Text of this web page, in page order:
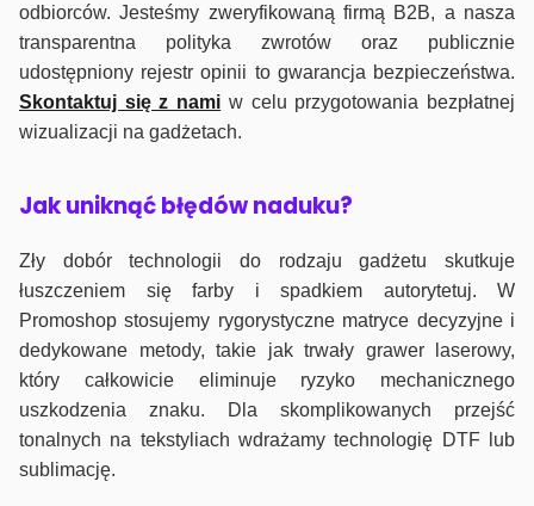
odbiorców. Jesteśmy zweryfikowaną firmą B2B, a nasza
transparentna polityka zwrotów oraz publicznie
udostępniony rejestr opinii to gwarancja bezpieczeństwa.
Skontaktuj się z nami w celu przygotowania bezpłatnej
wizualizacji na gadżetach.
Jak uniknąć błędów naduku?
Zły dobór technologii do rodzaju gadżetu skutkuje
łuszczeniem się farby i spadkiem autorytetuj. W
Promoshop stosujemy rygorystyczne matryce decyzyjne i
dedykowane metody, takie jak trwały grawer laserowy,
który całkowicie eliminuje ryzyko mechanicznego
uszkodzenia znaku. Dla skomplikowanych przejść
tonalnych na tekstyliach wdrażamy technologię DTF lub
sublimację.